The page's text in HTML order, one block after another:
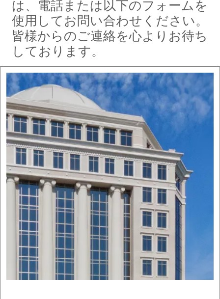
は、電話または以下のフォームを
使用してお問い合わせください。
皆様からのご連絡を心よりお待ち
しております。